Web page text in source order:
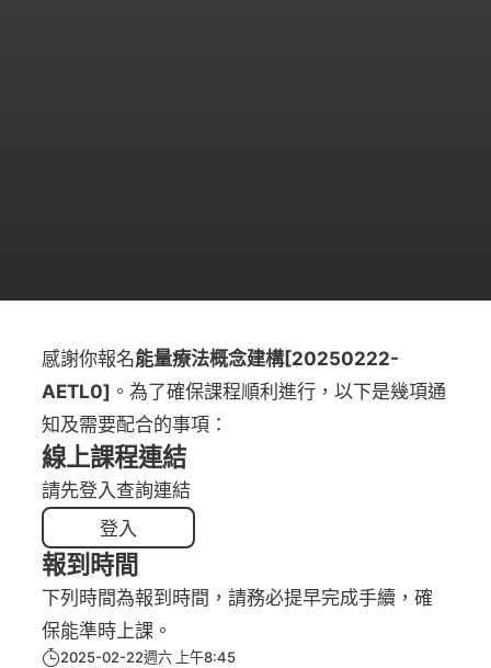
感謝你報名能量療法概念建構[20250222-
AETL0] 。為了確保課程順利進行，以下是幾項通
知及需要配合的事項：
線上課程連結
請先登入查詢連結
登入
報到時間
下列時間為報到時間，請務必提早完成手續，確
保能準時上課。
2025-02-22週六 上午8:45